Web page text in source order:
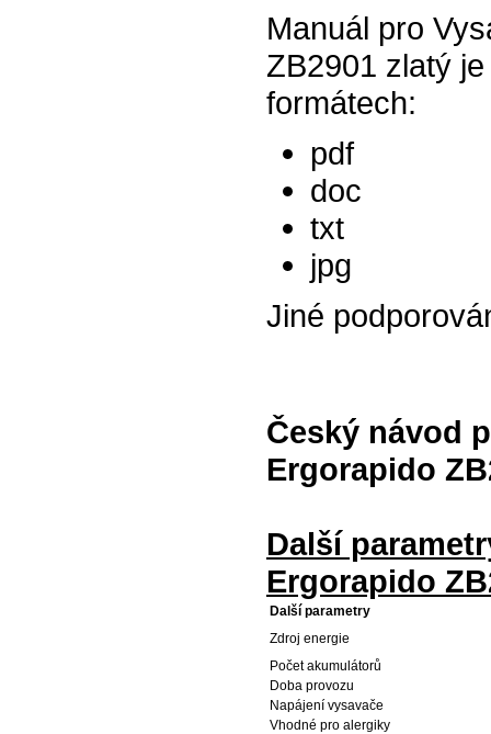
Manuál pro
ZB2901 zlatý
formátech:
pdf
doc
txt
jpg
Jiné
Český návod
Ergorapido
Další
Ergorapido
Další parametry
Zdroj energie
Počet akumulátorů
Doba provozu
Napájení vysavače
Vhodné pro alergiky